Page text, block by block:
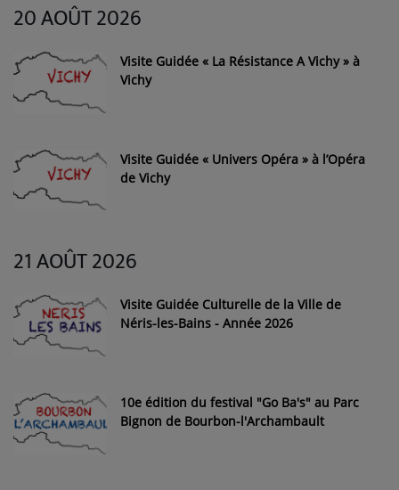
20 AOÛT 2026
Visite Guidée « La Résistance A Vichy » à
Vichy
Visite Guidée « Univers Opéra » à l’Opéra
de Vichy
21 AOÛT 2026
Visite Guidée Culturelle de la Ville de
Néris-les-Bains - Année 2026
10e édition du festival "Go Ba's" au Parc
Bignon de Bourbon-l'Archambault